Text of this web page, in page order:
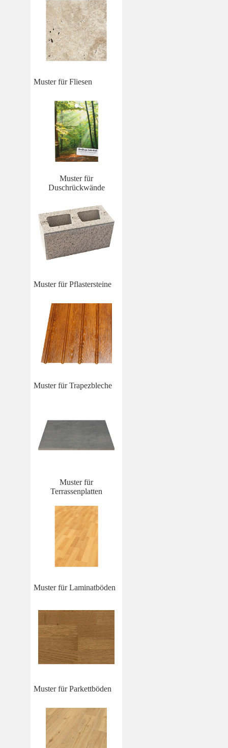
Muster für Fliesen
Muster für
Duschrückwände
Muster für Pflastersteine
Muster für Trapezbleche
Muster für
Terrassenplatten
Muster für Laminatböden
Muster für Parkettböden